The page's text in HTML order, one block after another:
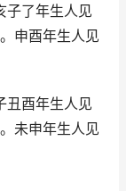
子了年生人见
申酉年生人见
丑酉年生人见
未申年生人见